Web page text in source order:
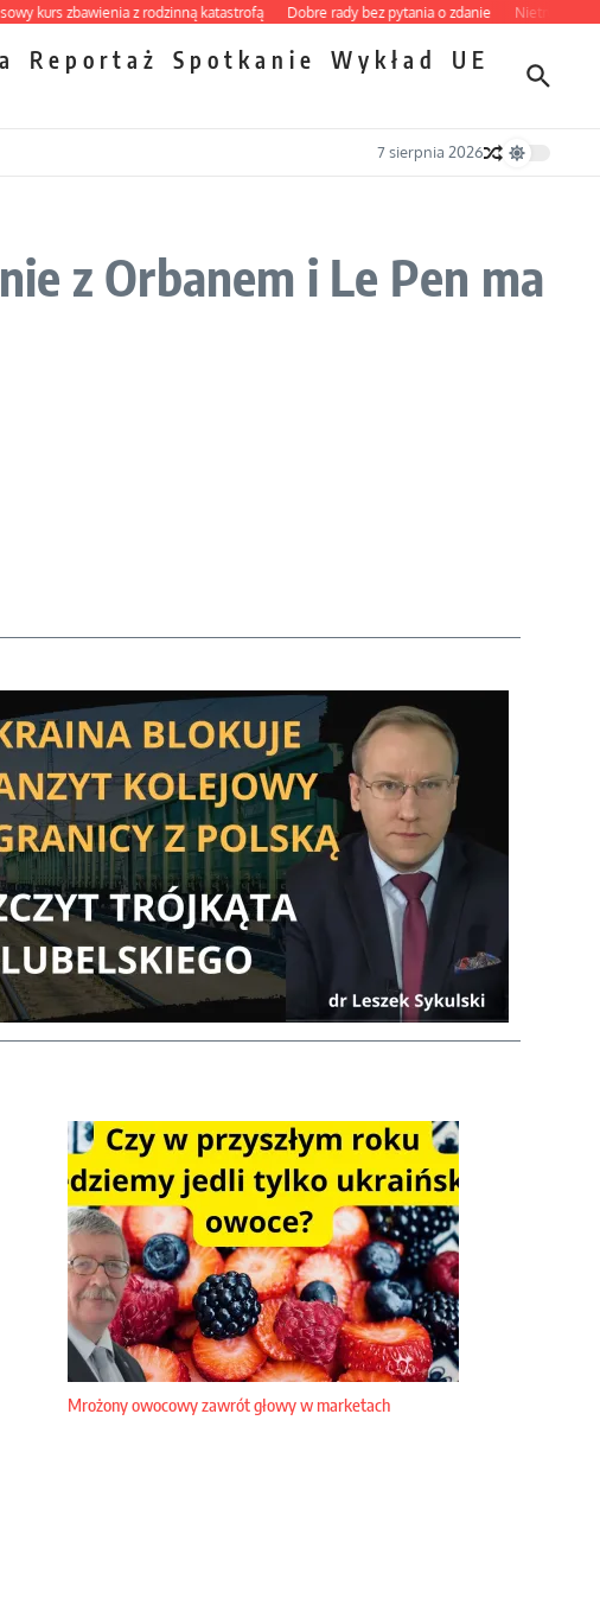
kurs zbawienia z rodzinną katastrofą Dobre rady bez pytania o zdanie Nietrwałość
Reportaż Spotkanie Wykład
UE
7 sierpnia 2026
z Orbanem i Le Pen ma
Mrożony owocowy zawrót głowy w marketach